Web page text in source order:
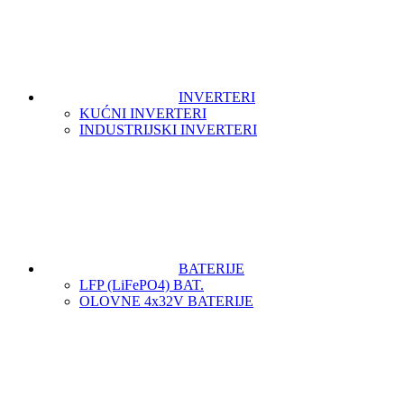
INVERTERI
KUĆNI INVERTERI
INDUSTRIJSKI INVERTERI
BATERIJE
LFP (LiFeРО4) BAT.
OLOVNE 4x32V BATERIJE